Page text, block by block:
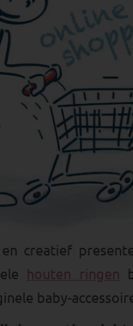
creatief
houten ringen
baby-